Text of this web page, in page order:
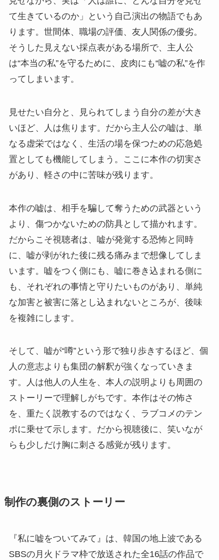
て生きているのか」という自己演出の物語でもあ
ります。世間体、職場の評価、友人関係の優劣。
そうした見えない採点表がある場所で、主人公
は“本当の私”を守るために、皮肉にも“嘘の私”を作
ってしまいます。
見せたい自分と、見られてしまう自分の差が大き
いほど、人は焦ります。だから主人公の嘘は、単
なる虚栄ではなく、生活の場を保つための応急処
置としても機能してしまう。ここに本作の切実さ
があり、軽さの中に苦味が残ります。
本作の嘘は、相手を騙して奪うための武器という
より、傷つかないための防具として描かれます。
だからこそ視聴者は、嘘が発覚する恐怖と同時
に、嘘が剥がれた後に残る痛みまで想像してしま
います。嘘をつく側にも、嘘に巻き込まれる側に
も、それぞれの事情と守りたいものがあり、単純
な加害と被害に落とし込まれないところが、後味
を複雑にします。
そして、嘘が“噂”という形で独り歩きするほど、個
人の意志よりも集団の解釈が強くなっていきま
す。人は他人の人生を、本人の説明よりも周囲の
ストーリーで理解しがちです。本作はその怖さ
を、重たく説教するのではなく、ラブコメのテン
ポに乗せて示します。だから視聴後に、笑いなが
らも少しだけ胸に刺さる感覚が残ります。
制作の裏側のストーリー
『私に嘘をついてみて』は、韓国の地上波である
SBSの月火ドラマ枠で放送された全16話の作品で